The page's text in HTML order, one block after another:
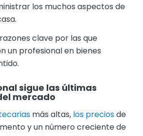
los muchos aspectos de
clave por las que
un profesional en bienes
sigue las últimas
mercado
más altas, los preciosde
y un número creciente de